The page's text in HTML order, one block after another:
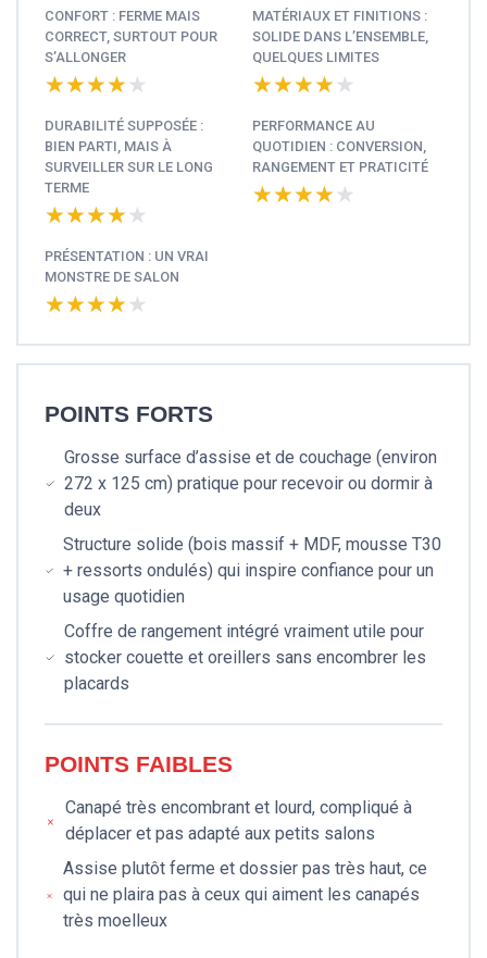
CONFORT : FERME MAIS
CORRECT, SURTOUT POUR
S’ALLONGER
★★★★★
★★★★★
MATÉRIAUX ET FINITIONS :
SOLIDE DANS L’ENSEMBLE,
QUELQUES LIMITES
★★★★★
★★★★★
DURABILITÉ SUPPOSÉE :
BIEN PARTI, MAIS À
SURVEILLER SUR LE LONG
TERME
★★★★★
★★★★★
PERFORMANCE AU
QUOTIDIEN : CONVERSION,
RANGEMENT ET PRATICITÉ
★★★★★
★★★★★
PRÉSENTATION : UN VRAI
MONSTRE DE SALON
★★★★★
★★★★★
POINTS FORTS
Grosse surface d’assise et de couchage (environ
272 x 125 cm) pratique pour recevoir ou dormir à
deux
Structure solide (bois massif + MDF, mousse T30
+ ressorts ondulés) qui inspire confiance pour un
usage quotidien
Coffre de rangement intégré vraiment utile pour
stocker couette et oreillers sans encombrer les
placards
POINTS FAIBLES
Canapé très encombrant et lourd, compliqué à
déplacer et pas adapté aux petits salons
Assise plutôt ferme et dossier pas très haut, ce
qui ne plaira pas à ceux qui aiment les canapés
très moelleux